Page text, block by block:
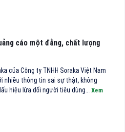
cáo một đằng, chất lượng
của Công ty TNHH Soraka Việt Nam
nhiều thông tin sai sự thật, không
hiệu lừa dối người tiêu dùng... Xem